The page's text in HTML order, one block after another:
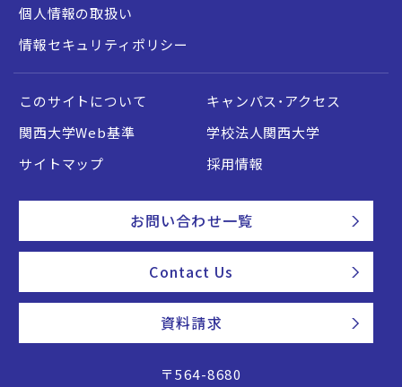
個人情報の取扱い
情報セキュリティポリシー
このサイトについて
キャンパス・アクセス
関西大学Web基準
学校法人関西大学
サイトマップ
採用情報
お問い合わせ一覧
Contact Us
資料請求
〒564-8680